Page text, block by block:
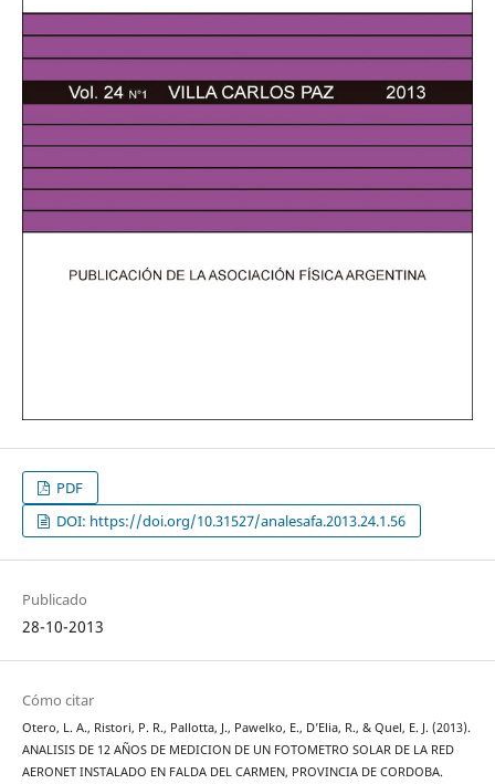
PDF
DOI: https://doi.org/10.31527/analesafa.2013.24.1.56
Publicado
28-10-2013
Cómo citar
Otero, L. A., Ristori, P. R., Pallotta, J., Pawelko, E., D’Elia, R., & Quel, E. J. (2013).
ANALISIS DE 12 AÑOS DE MEDICION DE UN FOTOMETRO SOLAR DE LA RED
AERONET INSTALADO EN FALDA DEL CARMEN, PROVINCIA DE CORDOBA.